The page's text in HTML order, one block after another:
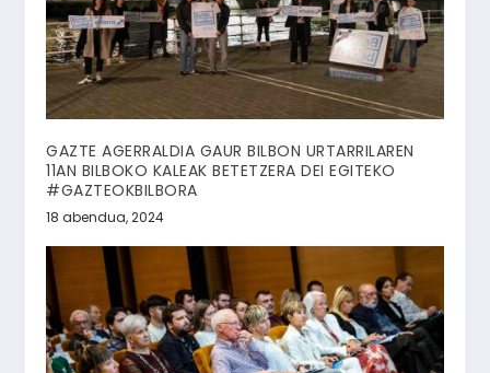
GAZTE AGERRALDIA GAUR BILBON URTARRILAREN
11AN BILBOKO KALEAK BETETZERA DEI EGITEKO
#GAZTEOKBILBORA
18 abendua, 2024